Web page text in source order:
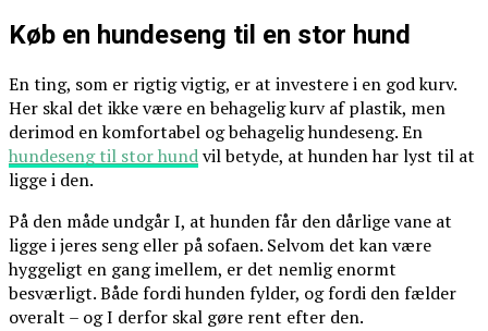
Køb en hundeseng til en stor hund
En ting, som er rigtig vigtig, er at investere i en god kurv.
Her skal det ikke være en behagelig kurv af plastik, men
derimod en komfortabel og behagelig hundeseng. En
hundeseng til stor hundvil betyde, at hunden har lyst til at
ligge i den.
På den måde undgår I, at hunden får den dårlige vane at
ligge i jeres seng eller på sofaen. Selvom det kan være
hyggeligt en gang imellem, er det nemlig enormt
besværligt. Både fordi hunden fylder, og fordi den fælder
overalt – og I derfor skal gøre rent efter den.